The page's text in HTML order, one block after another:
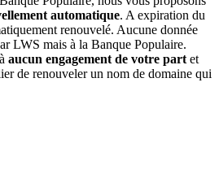
automatique. A expiration du
renouvelé. Aucune donnée
LWS mais à la Banque Populaire.
aucun engagement de votre part et
de renouveler un nom de domaine qui